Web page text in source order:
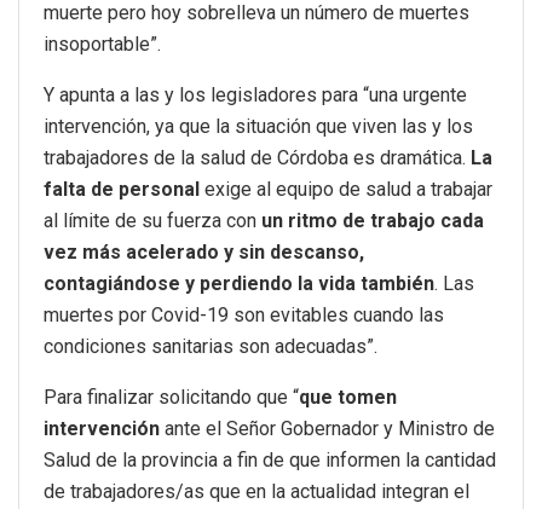
muerte pero hoy sobrelleva un número de muertes
insoportable”.
Y apunta a las y los legisladores para “una urgente
intervención, ya que la situación que viven las y los
trabajadores de la salud de Córdoba es dramática. La
falta de personal exige al equipo de salud a trabajar
al límite de su fuerza con un ritmo de trabajo cada
vez más acelerado y sin descanso,
contagiándose y perdiendo la vida también. Las
muertes por Covid-19 son evitables cuando las
condiciones sanitarias son adecuadas”.
Para finalizar solicitando que “que tomen
intervención ante el Señor Gobernador y Ministro de
Salud de la provincia a fin de que informen la cantidad
de trabajadores/as que en la actualidad integran el